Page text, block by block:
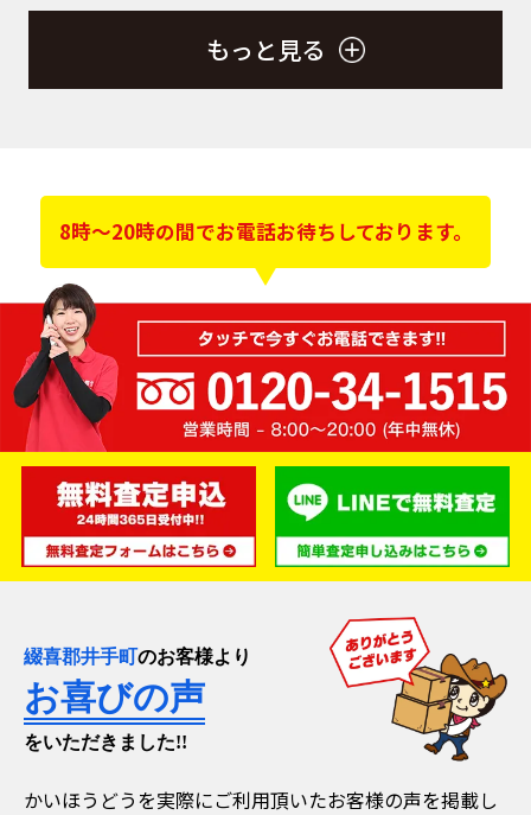
もっと見る
8時～20時の間でお電話お待ちしております。
綴喜郡井手町のお客様より
お喜びの声
をいただきました!!
かいほうどうを実際にご利用頂いたお客様の声を掲載し